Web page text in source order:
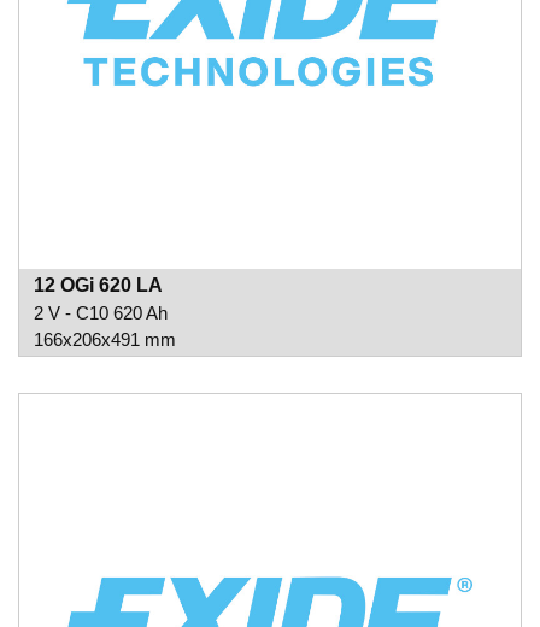
12 OGi 620 LA
2 V - C10 620 Ah
166x206x491 mm